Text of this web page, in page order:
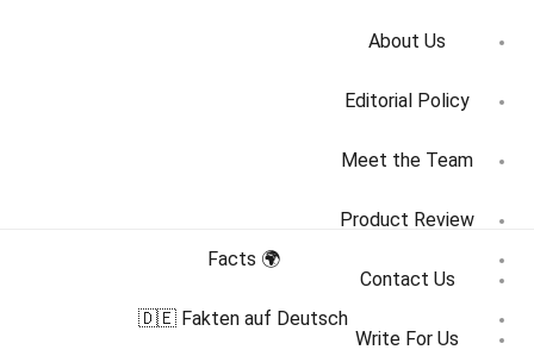
About Us
Editorial Policy
Meet the Team
Product Review
Contact Us
Write For Us
🌍 Facts
🇩🇪 Fakten auf Deutsch